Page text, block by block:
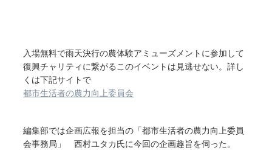
入場無料で雨天決行の農体験アミューズメントに参加して
復興チャリティに繋がるこのイベントは見逃せない。詳し
くは下記サイトで
都市生活者の農力向上委員会
編集部では企画広報を担当の「都市生活者の農力向上委員
会事務局」 西村ユタカ氏に今回の企画趣旨を伺った。